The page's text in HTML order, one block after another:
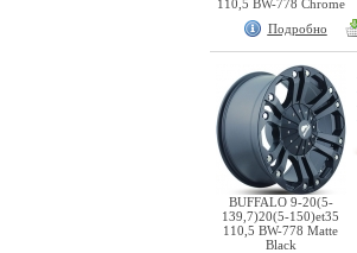
110,5 BW-778 Chrome
Подробно
BUFFALO 9-20(5-
139,7)20(5-150)et35
110,5 BW-778 Matte
Black